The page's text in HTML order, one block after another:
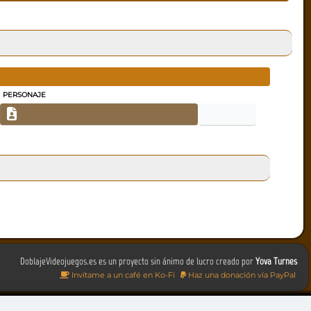
PERSONAJE
DoblajeVideojuegos.es es un proyecto sin ánimo de lucro creado porYova Turnes
Invítame a un café en Ko-Fi Haz una donación vía PayPal